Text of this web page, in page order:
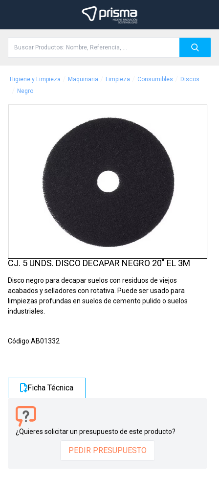
Higiene y Limpieza Maquinaria Limpieza Consumibles Discos
Negro
CJ. 5 UNDS. DISCO DECAPAR NEGRO 20" EL 3M
Disco negro para decapar suelos con residuos de viejos
acabados y selladores con rotativa. Puede ser usado para
limpiezas profundas en suelos de cemento pulido o suelos
industriales.
Código:AB01332
Ficha Técnica
¿Quieres solicitar un presupuesto de este producto?
PEDIR PRESUPUESTO